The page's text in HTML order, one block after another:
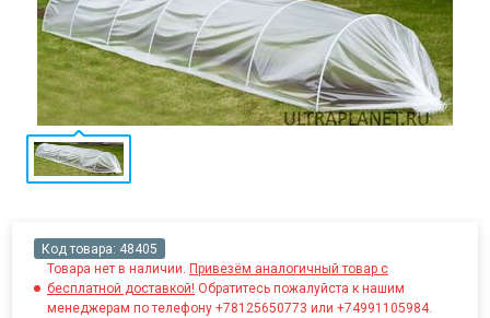
Код товара: 48405
Товара нет в наличии. Привезём аналогичный товар с
бесплатной доставкой! Обратитесь пожалуйста к нашим
менеджерам по телефону +78125650773 или +74991105984.